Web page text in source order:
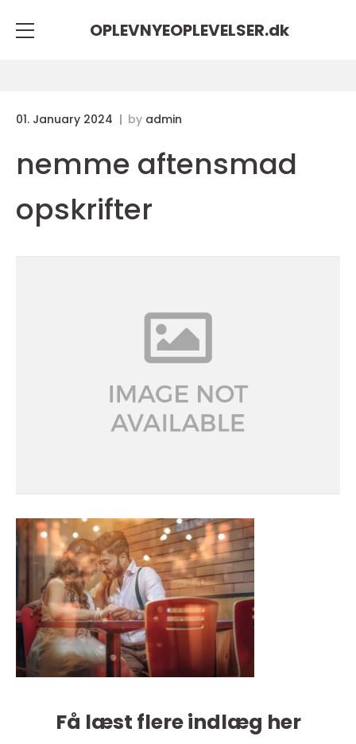
OPLEVNYEOPLEVELSER.dk
01. January 2024 by admin
nemme aftensmad
opskrifter
Få læst flere indlæg her